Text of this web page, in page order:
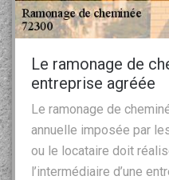
Le ramonage de
entreprise agréée
Le ramonage de
annuelle imposée par
ou le locataire doit
l’intermédiaire d’une